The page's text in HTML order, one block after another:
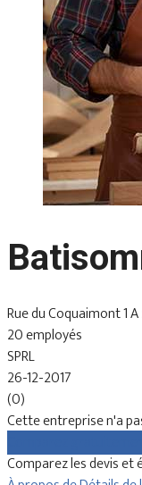
Rue du Coquaimont 1
20 employés
SPRL
26-12-2017
(0)
Cette entreprise n'a
Comparez les devis et